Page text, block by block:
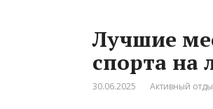
Лучшие
спорта на
30.06.2025 Активный